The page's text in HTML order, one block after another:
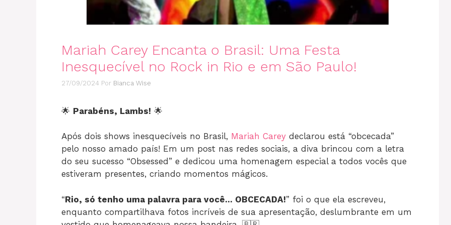
Mariah Carey Encanta o Brasil: Uma Festa
Inesquecível no Rock in Rio e em São Paulo!
27/09/2024 Por Bianca Wise
🌟 Parabéns, Lambs! 🌟
Após dois shows inesquecíveis no Brasil, Mariah Carey declarou está “obcecada”
pelo nosso amado país! Em um post nas redes sociais, a diva brincou com a letra
do seu sucesso “Obsessed” e dedicou uma homenagem especial a todos vocês que
estiveram presentes, criando momentos mágicos.
“Rio, só tenho uma palavra para você… OBCECADA!” foi o que ela escreveu,
enquanto compartilhava fotos incríveis de sua apresentação, deslumbrante em um